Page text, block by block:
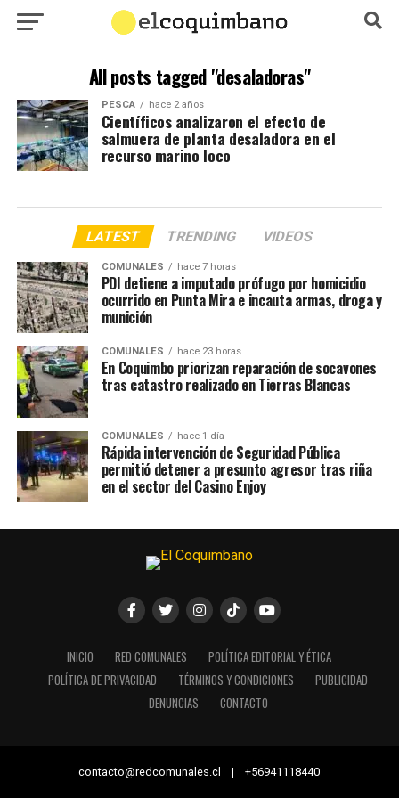
All posts tagged "desaladoras"
PESCA hace 2 años
Científicos analizaron el efecto de
salmuera de planta desaladora en el
recurso marino loco
LATEST TRENDING VIDEOS
COMUNALES hace 7 horas
PDI detiene a imputado prófugo por homicidio
ocurrido en Punta Mira e incauta armas, droga y
munición
COMUNALES hace 23 horas
En Coquimbo priorizan reparación de socavones
tras catastro realizado en Tierras Blancas
COMUNALES hace 1 día
Rápida intervención de Seguridad Pública
permitió detener a presunto agresor tras riña
en el sector del Casino Enjoy
INICIO RED COMUNALES
POLÍTICA EDITORIAL Y ÉTICA
POLÍTICA DE PRIVACIDAD
TÉRMINOS Y CONDICIONES
PUBLICIDAD
DENUNCIAS
CONTACTO
contacto@redcomunales.cl | +56941118440